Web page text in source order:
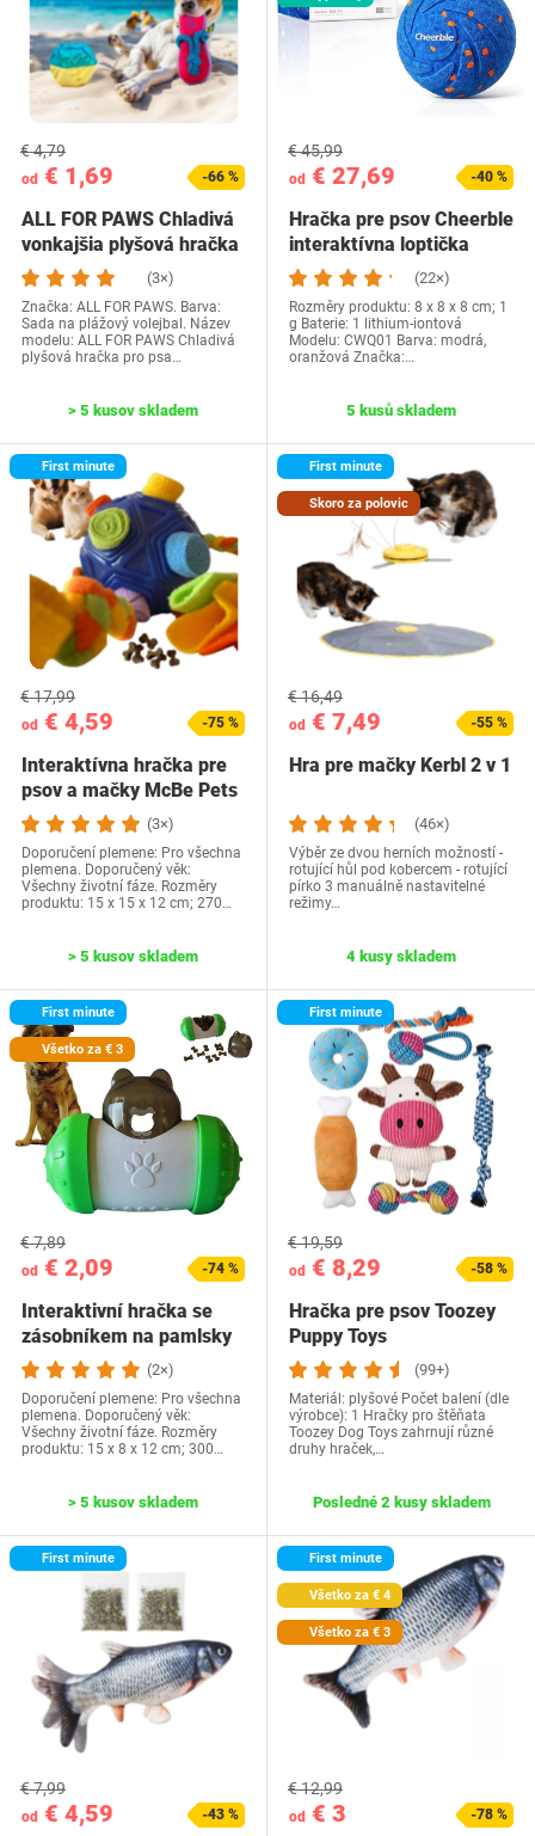
od € 1,69
€ 4,79
-66 %
ALL FOR PAWS Chladivá
vonkajšia plyšová hračka
pre psov,…
(3×)
Značka: ALL FOR PAWS. Barva:
Sada na plážový volejbal. Název
modelu: ALL FOR PAWS Chladivá
plyšová hračka pro psa…
> 5 kusov skladem
od € 27,69
€ 45,99
-40 %
Hračka pre psov Cheerble
interaktívna loptička
(22×)
Rozměry produktu: 8 x 8 x 8 cm; 1
g Baterie: 1 lithium-iontová
Modelu: CWQ01 Barva: modrá,
oranžová Značka:…
5 kusů skladem
First minute
od € 4,59
€ 17,99
-75 %
Interaktívna hračka pre
psov a mačky McBe Pets
2 v 1 –…
(3×)
Doporučení plemene: Pro všechna
plemena. Doporučený věk:
Všechny životní fáze. Rozměry
produktu: 15 x 15 x 12 cm; 270…
> 5 kusov skladem
First minute
Skoro za polovic
od € 7,49
€ 16,49
-55 %
Hra pre mačky Kerbl 2 v 1
(46×)
Výběr ze dvou herních možností -
rotující hůl pod kobercem - rotující
pírko 3 manuálně nastavitelné
režimy…
4 kusy skladem
First minute
Všetko za € 3
od € 2,09
€ 7,89
-74 %
Interaktivní hračka se
zásobníkem na pamlsky
McBe Pets s… (2×)
Doporučení plemene: Pro všechna
plemena. Doporučený věk:
Všechny životní fáze. Rozměry
produktu: 15 x 8 x 12 cm; 300…
> 5 kusov skladem
First minute
od € 8,29
€ 19,59
-58 %
Hračka pre psov Toozey
Puppy Toys
(99+)
Materiál: plyšové Počet balení (dle
výrobce): 1 Hračky pro štěňata
Toozey Dog Toys zahrnují různé
druhy hraček,…
Posledné 2 kusy skladem
First minute
od € 4,59
€ 7,99
-43 %
First minute
Všetko za € 4
Všetko za € 3
od € 3
€ 12,99
-78 %